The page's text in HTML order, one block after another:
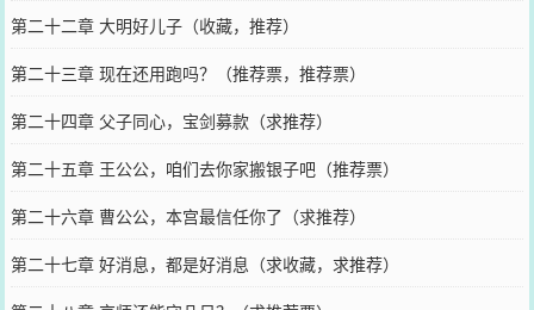
第二十二章 大明好儿子（收藏，推荐）
第二十三章 现在还用跑吗？（推荐票，推荐票）
第二十四章 父子同心，宝剑募款（求推荐）
第二十五章 王公公，咱们去你家搬银子吧（推荐票）
第二十六章 曹公公，本宫最信任你了（求推荐）
第二十七章 好消息，都是好消息（求收藏，求推荐）